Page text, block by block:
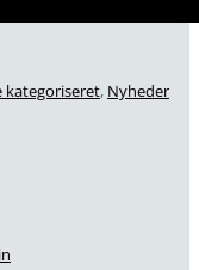
kategoriseret, Nyheder